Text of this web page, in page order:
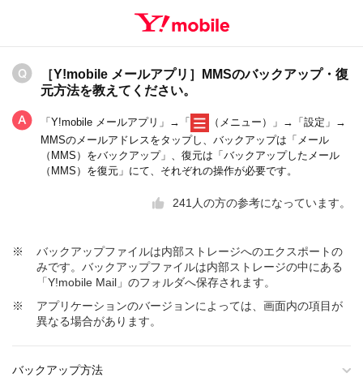
［Y!mobile メールアプリ］MMSのバックアップ・復
元方法を教えてください。
「Y!mobile メールアプリ」→「
（メニュー）」→「設定」→
MMSのメールアドレスをタップし、バックアップは「メール
（MMS）をバックアップ」、復元は「バックアップしたメール
（MMS）を復元」にて、それぞれの操作が必要です。
241 人の方の参考になっています。
※
バックアップファイルは内部ストレージへのエクスポートの
みです。バックアップファイルは内部ストレージの中にある
「Y!mobile Mail」のフォルダへ保存されます。
※
アプリケーションのバージョンによっては、画面内の項目が
異なる場合があります。
バックアップ方法